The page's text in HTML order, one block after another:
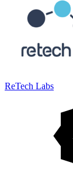
ReTech Labs